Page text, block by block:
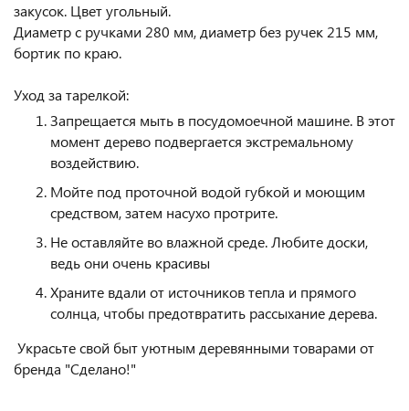
закусок. Цвет угольный.
Диаметр с ручками 280 мм, диаметр без ручек 215 мм,
бортик по краю.
Уход за тарелкой:
Запрещается мыть в посудомоечной машине. В этот
момент дерево подвергается экстремальному
воздействию.
Мойте под проточной водой губкой и моющим
средством, затем насухо протрите.
Не оставляйте во влажной среде. Любите доски,
ведь они очень красивы
Храните вдали от источников тепла и прямого
солнца, чтобы предотвратить рассыхание дерева.
Украсьте свой быт уютным деревянными товарами от
бренда "Сделано!"